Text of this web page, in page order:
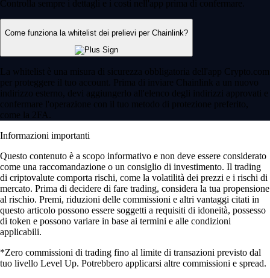
Controlla sempre i dettagli e i costi nell'app prima di confermare.
Come funziona la whitelist dei prelievi per Chainlink?
La whitelist è una misura di sicurezza obbligatoria dell'app Crypto.com
per proteggere il tuo account. Prima di inviare Chainlink a un nuovo
indirizzo esterno, devi aggiungerlo all'elenco degli indirizzi approvati e
confermare l'operazione con il tuo metodo di protezione preferito,
come la 2FA.
Informazioni importanti
Questo contenuto è a scopo informativo e non deve essere considerato
come una raccomandazione o un consiglio di investimento. Il trading
di criptovalute comporta rischi, come la volatilità dei prezzi e i rischi di
mercato. Prima di decidere di fare trading, considera la tua propensione
al rischio. Premi, riduzioni delle commissioni e altri vantaggi citati in
questo articolo possono essere soggetti a requisiti di idoneità, possesso
di token e possono variare in base ai termini e alle condizioni
applicabili.
*Zero commissioni di trading fino al limite di transazioni previsto dal
tuo livello Level Up. Potrebbero applicarsi altre commissioni e spread.